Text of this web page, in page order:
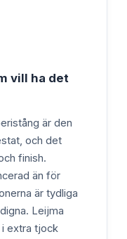
vill ha det
är den
och det
finish.
än för
är tydliga
Leijma
i extra tjock